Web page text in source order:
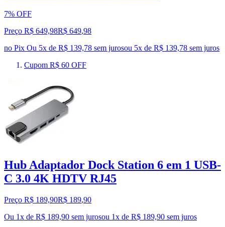
7% OFF
Preço R$ 649,98R$ 649,98
no Pix Ou 5x de R$ 139,78 sem jurosou 5x de R$ 139,78 sem juros
Cupom R$ 60 OFF
Hub Adaptador Dock Station 6 em 1 USB-
C 3.0 4K HDTV RJ45
Preço R$ 189,90R$ 189,90
Ou 1x de R$ 189,90 sem jurosou 1x de R$ 189,90 sem juros